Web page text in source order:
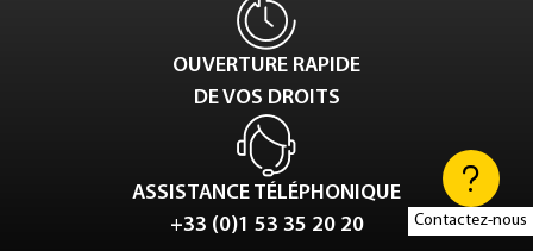
Contactez-nous
OUVERTURE RAPIDE
DE VOS DROITS
ASSISTANCE TÉLÉPHONIQUE
+33 (0)1 53 35 20 20